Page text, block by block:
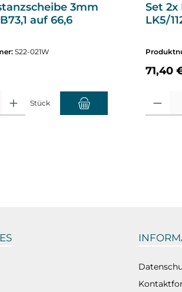
um die Anzahl zu erhöhen oder zu
3mm
auf 66,6
S22-021W
Gib den gewünschten Wert ein oder benutze
Stück
Set
LK5/
71,40
Produkt